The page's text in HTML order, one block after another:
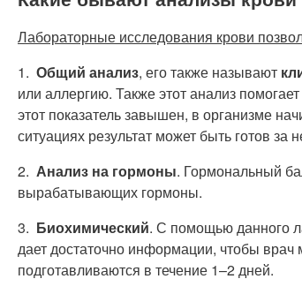
Лабораторные исследования крови
1. Общий анализ, его также называют
или аллергию. Также этот анализ
этот показатель завышен, в организме
ситуациях результат может быть готов за
2. Анализ на гормоны. Гормональный
вырабатывающих гормоны.
3. Биохимический. С помощью данного
дает достаточно информации, чтобы врач
подготавливаются в течение 1–2 дней.